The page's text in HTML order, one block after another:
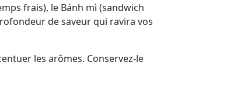
frais), le Bánh mì (sandwich
de saveur qui ravira vos
les arômes. Conservez-le